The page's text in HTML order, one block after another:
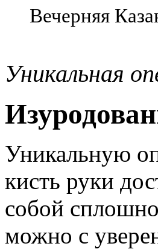
Вечерняя
Уникальная
Уникальную
кисть руки
собой
можно с